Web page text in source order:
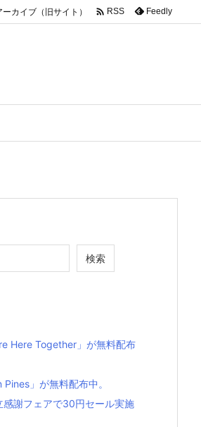
ーカイブ（旧サイト）  RSS Feedly
検索
Here Together」が無料配布
」が無料配布中。
感謝フェアで30円セール実施